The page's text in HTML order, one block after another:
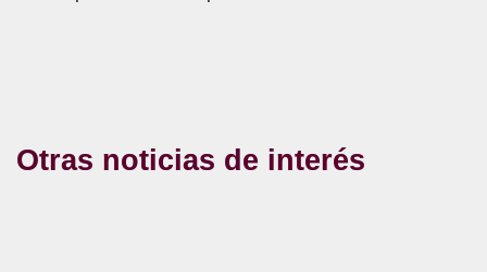
Otras noticias de interés